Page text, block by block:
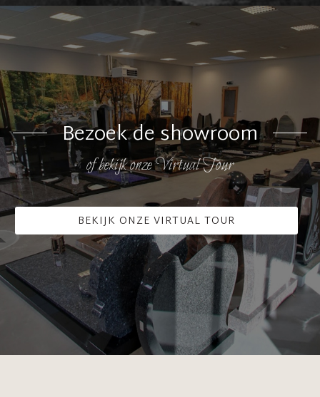
Bezoek de showroom
of bekijk onze Virtual Tour
BEKIJK ONZE VIRTUAL TOUR